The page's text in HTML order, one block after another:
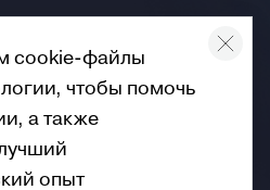
cookie-файлы
чтобы помочь
а также
опыт